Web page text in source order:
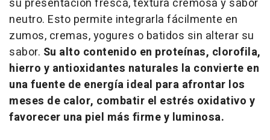
su presentación fresca, textura cremosa y sabor
neutro. Esto permite integrarla fácilmente en
zumos, cremas, yogures o batidos sin alterar su
sabor. Su alto contenido en proteínas, clorofila,
hierro y antioxidantes naturales la convierte en
una fuente de energía ideal para afrontar los
meses de calor, combatir el estrés oxidativo y
favorecer una piel más firme y luminosa.